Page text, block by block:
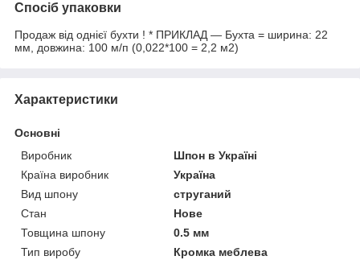
Спосіб упаковки
Продаж від однієї бухти ! * ПРИКЛАД — Бухта = ширина: 22
мм, довжина: 100 м/п (0,022*100 = 2,2 м2)
Характеристики
Основні
Виробник
Шпон в Україні
Країна виробник
Україна
Вид шпону
струганий
Стан
Нове
Товщина шпону
0.5 мм
Тип виробу
Кромка меблева